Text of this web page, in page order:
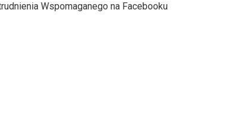
Wspomaganego na Facebooku